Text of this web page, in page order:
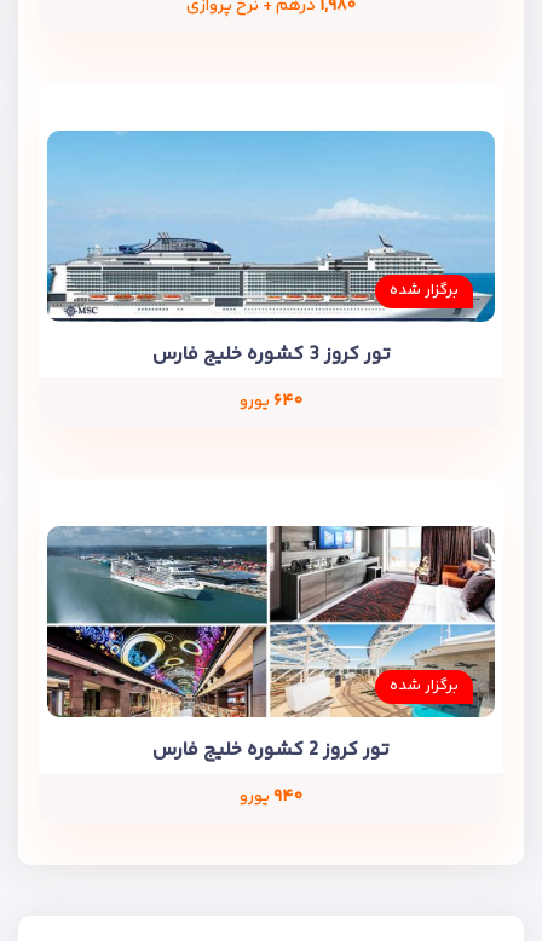
۱,۹۸۰ درهم + نرخ پروازی
برگزار شده
تور کروز 3 کشوره خلیج فارس
۶۴۰یورو
برگزار شده
تور کروز 2 کشوره خلیج فارس
۹۴۰یورو